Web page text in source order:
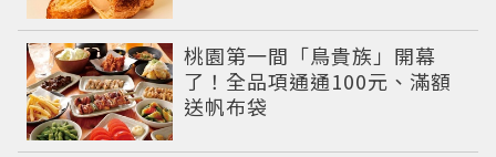
桃園第一間「鳥貴族」開幕
了！全品項通通100元、滿額
送帆布袋